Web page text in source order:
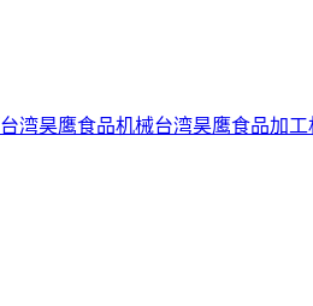
台湾昊鹰食品机械台湾昊鹰食品加工